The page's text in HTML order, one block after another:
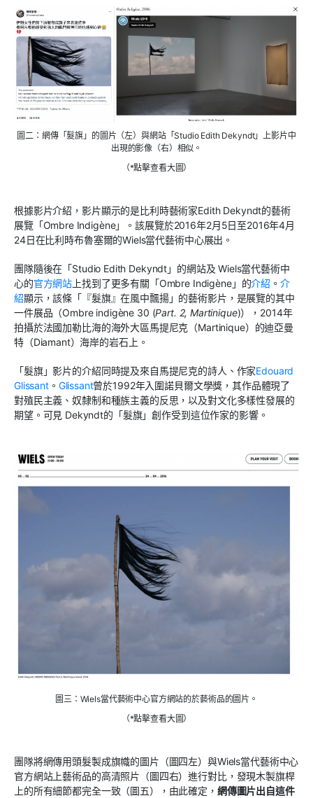
圖二：網傳「髮旗」的圖片（左）與網站「Studio Edith Dekyndt」上影片中
出現的影像（右）相似。
（*點擊查看大圖）
根據影片介紹，影片顯示的是比利時藝術家Edith Dekyndt的藝術
展覽「Ombre Indigène」。該展覽於2016年2月5日至2016年4月
24日在比利時布魯塞爾的Wiels當代藝術中心展出。
團隊隨後在「Studio Edith Dekyndt」的網站及 Wiels當代藝術中
心的官方網站 上找到了更多有關「Ombre Indigène」的介紹 。 介
紹顯示，該條「『髮旗』在風中飄揚」的藝術影片，是展覽的其中
一件展品（Ombre indigène 30 (Part. 2, Martinique)），2014年
拍攝於法國加勒比海的海外大區馬提尼克（Martinique）的迪亞曼
特（Diamant）海岸的岩石上。
「髮旗」影片的介紹同時提及來自馬提尼克的詩人、作家Edouard
Glissant。 Glissant曾於1992年入圍諾貝爾文學獎，其作品體現了
對殖民主義、奴隸制和種族主義的反思，以及對文化多樣性發展的
期望。可見 Dekyndt的「髮旗」創作受到這位作家的影響。
圖三：Wiels當代藝術中心官方網站的於藝術品的圖片。
（*點擊查看大圖）
團隊將網傳用頭髮製成旗幟的圖片（圖四左）與Wiels當代藝術中心
官方網站上藝術品的高清照片（圖四右）進行對比，發現木製旗桿
上的所有細節都完全一致（圖五），由此確定， 網傳圖片出自這件